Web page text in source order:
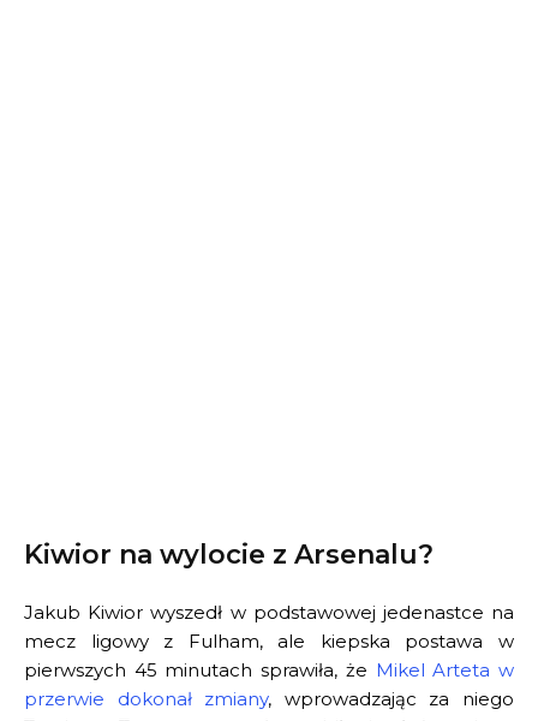
Kiwior na wylocie z Arsenalu?
Jakub Kiwior wyszedł w podstawowej jedenastce na
mecz ligowy z Fulham, ale kiepska postawa w
pierwszych 45 minutach sprawiła, że Mikel Arteta w
przerwie dokonał zmiany, wprowadzając za niego